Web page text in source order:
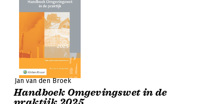
Jan van den Broek
Handboek Omgevingswet in de